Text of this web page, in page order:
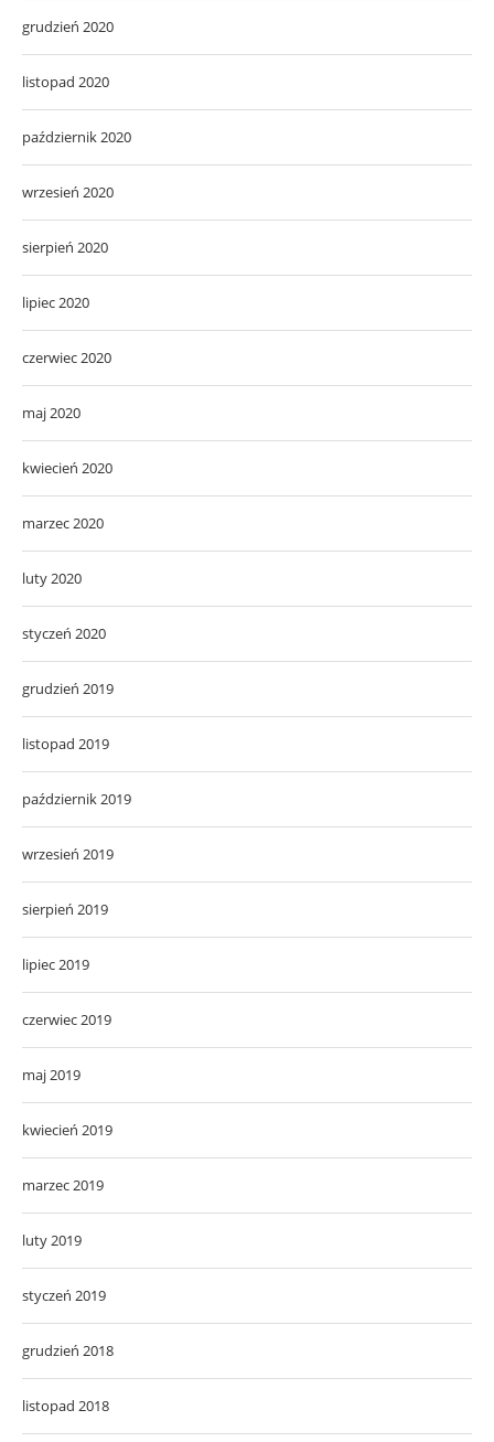
grudzień 2020
listopad 2020
październik 2020
wrzesień 2020
sierpień 2020
lipiec 2020
czerwiec 2020
maj 2020
kwiecień 2020
marzec 2020
luty 2020
styczeń 2020
grudzień 2019
listopad 2019
październik 2019
wrzesień 2019
sierpień 2019
lipiec 2019
czerwiec 2019
maj 2019
kwiecień 2019
marzec 2019
luty 2019
styczeń 2019
grudzień 2018
listopad 2018